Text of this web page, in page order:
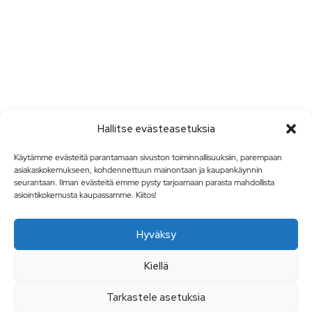
Hallitse evästeasetuksia
Käytämme evästeitä parantamaan sivuston toiminnallisuuksiin, parempaan
asiakaskokemukseen, kohdennettuun mainontaan ja kaupankäynnin
seurantaan. Ilman evästeitä emme pysty tarjoamaan parasta mahdollista
asiointikokemusta kaupassamme. Kiitos!
Hyväksy
Kiellä
Tarkastele asetuksia